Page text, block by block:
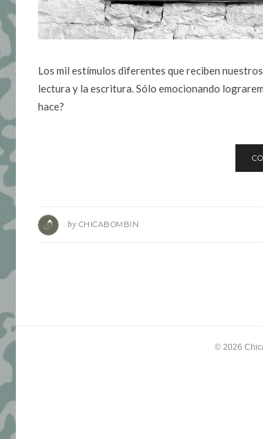
Los mil estímulos diferentes que reciben
lectura y la escritura. Sólo emocionando
hace?
by CHICABOMBIN
© 2026